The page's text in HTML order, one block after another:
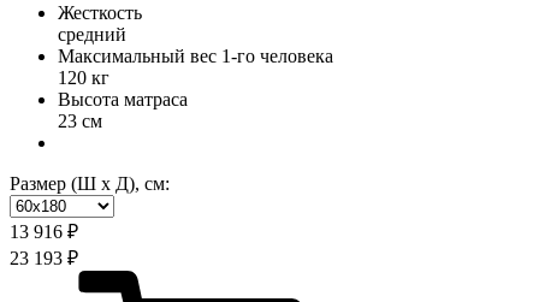
Жесткость
средний
Максимальный вес 1-го человека
120 кг
Высота матраса
23 см
Размер (Ш х Д), см:
13 916 ₽
23 193 ₽